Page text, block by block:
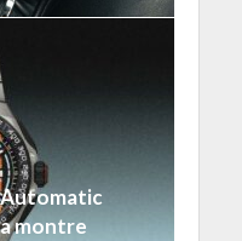
Automatic
montre